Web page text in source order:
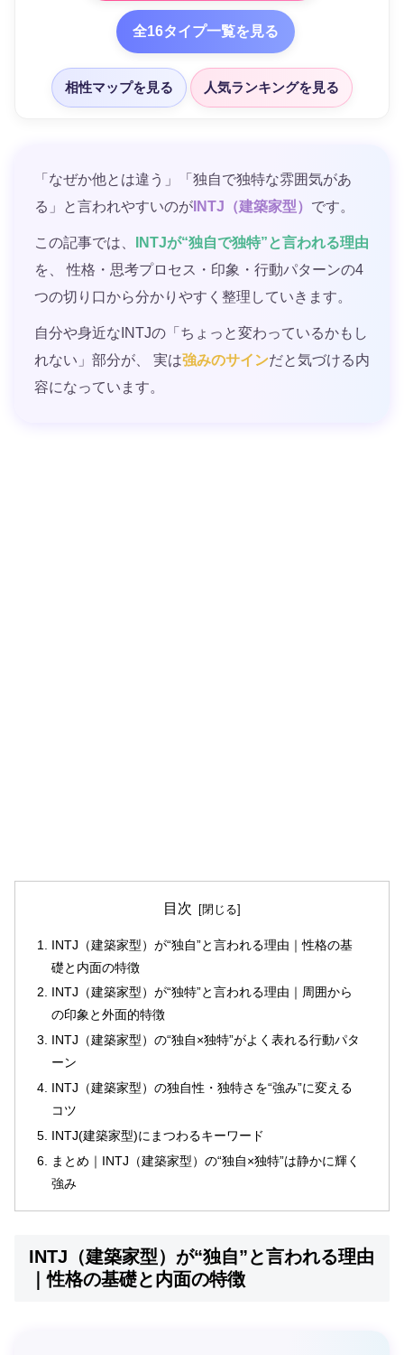
全16タイプ一覧を見る
相性マップを見る 人気ランキングを見る
「なぜか他とは違う」「独自で独特な雰囲気があ
る」と言われやすいのが INTJ（建築家型） です。
この記事では、
INTJが“独自で独特”と言われる理由
を、 性格・思考プロセス・印象・行動パターンの4
つの切り口から分かりやすく整理していきます。
自分や身近なINTJの「ちょっと変わっているかもし
れない」部分が、 実は強みのサインだと気づける内
容になっています。
目次
INTJ（建築家型）が“独自”と言われる理由｜性格の基
礎と内面の特徴
INTJ（建築家型）が“独特”と言われる理由｜周囲から
の印象と外面的特徴
INTJ（建築家型）の“独自×独特”がよく表れる行動パタ
ーン
INTJ（建築家型）の独自性・独特さを“強み”に変える
コツ
INTJ(建築家型)にまつわるキーワード
まとめ｜INTJ（建築家型）の“独自×独特”は静かに輝く
強み
INTJ（建築家型）が“独自”と言われる理由
｜性格の基礎と内面の特徴